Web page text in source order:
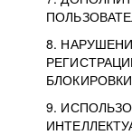
8.
БЛОКИРОВКИ
9.